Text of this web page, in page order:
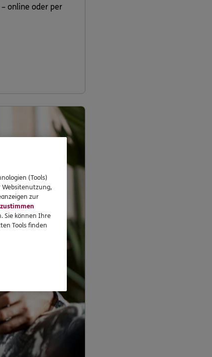
online oder per
(Tools)
Websitenutzung,
zur
Sie können Ihre
Tools finden